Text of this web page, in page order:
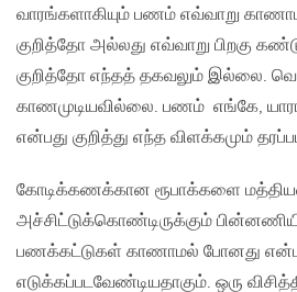
வாரங்களாகியும் பணம் எவ்வாறு
குறித்தோ அல்லது எவ்வாறு பிறகு
குறித்தோ எந்தத் தகவலும் இல்லை.
காணமுடியவில்லை. பணம் எங்கே,
என்பது குறித்து எந்த விளக்கமும்
கோடிக்கணக்கான ரூபாக்களை
அச்சிட்டுக்கொண்டிருக்கும்
பணக்கட்டுகள் காணாமல் போனது
எடுக்கப்படவேண்டியதாகும். ஒரு